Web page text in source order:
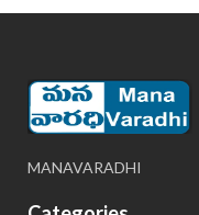
MANAVARADHI